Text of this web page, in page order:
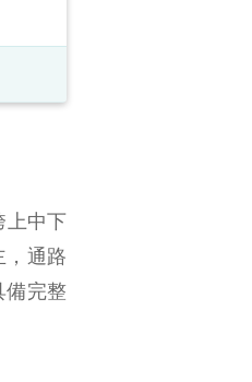
上中下
，通路
備完整